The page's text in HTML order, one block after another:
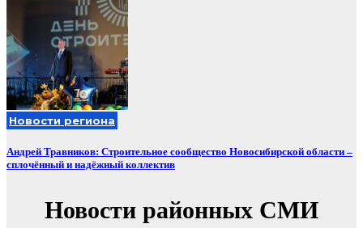
Новости региона
Андрей Травников: Строительное сообщество Новосибирской области –
сплочённый и надёжный коллектив